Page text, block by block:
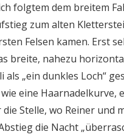
folgtem dem breitem
zum alten
Felsen kamen. Erst
breite, nahezu
„ein dunkles Loch“
eine Haarnadelkurve,
Stelle, wo Reiner und
die Nacht